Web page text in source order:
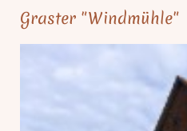
Graster "Windmühle"